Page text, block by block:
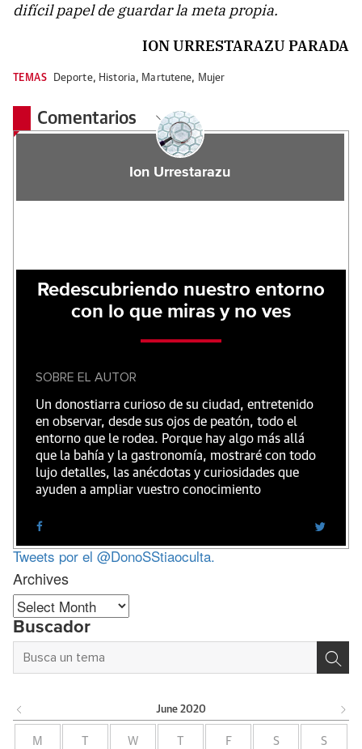
difícil papel de guardar la meta propia.
ION URRESTARAZU PARADA
TEMAS Deporte, Historia, Martutene, Mujer
Comentarios
Ion Urrestarazu
Redescubriendo nuestro entorno
con lo que miras y no ves
SOBRE EL AUTOR
Un donostiarra curioso de su ciudad, entretenido
en observar, desde sus ojos de peatón, todo el
entorno que le rodea. Porque hay algo más allá
que la bahía y la gastronomía, mostraré con todo
lujo detalles, las anécdotas y curiosidades que
ayuden a ampliar vuestro conocimiento
Tweets por el @DonoSStiaoculta.
Archives
Archives
Buscador
June 2020
M W F S S